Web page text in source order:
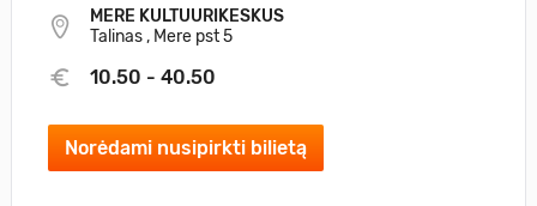
MERE KULTUURIKESKUS
Talinas , Mere pst 5
10.50 - 40.50
Norėdami nusipirkti bilietą